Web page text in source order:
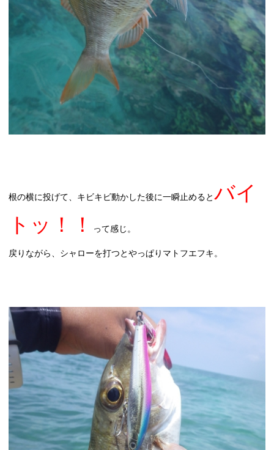
根の横に投げて、キビキビ動かした後に一瞬止めるとバイ
トッ！！
って感じ。
戻りながら、シャローを打つとやっぱりマトフエフキ。